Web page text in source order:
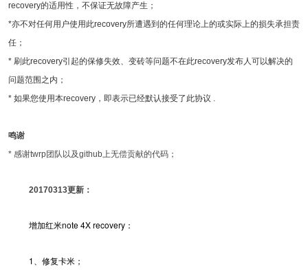
recovery的适用性，不保证无故障产生；
*亦不对任何用户使用此recovery所遭遇到的任何理论上的或实际上的损失承担责
任；
* 刷此recovery引起的保修失效、变砖等问题不在此recovery发布人可以解决的
问题范围之内；
* 如果您使用本recovery，即表示已经默认接受了此协议 .
鸣谢
* 感谢twrp团队以及github上无偿贡献的代码；
20170313更新：
增加红米note 4X recovery：
1、修复卡米；